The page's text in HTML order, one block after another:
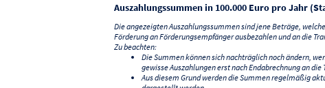
Auszahlungssummen in 100.000 Euro pro Jahr
Die angezeigten Auszahlungssummen sind jene Beträge,
Förderung an Förderungsempfänger ausbezahlen und an die
Zu beachten:
Die Summen können sich nachträglich noch ändern,
gewisse Auszahlungen erst nach Endabrechnung an
Aus diesem Grund werden die Summen regelmäßig